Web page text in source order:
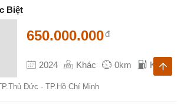
Biệt
2024 Khác 0km Khác
650.000.000đ
Đức - TP.Hồ Chí Minh